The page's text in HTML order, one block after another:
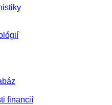
financií